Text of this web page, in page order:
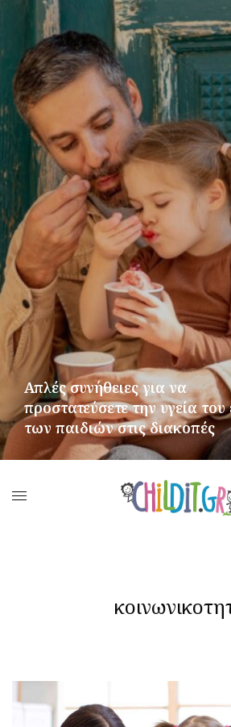
Απλές συνήθειες για να
προστατεύσετε την υγεία του
των παιδιών στις διακοπές